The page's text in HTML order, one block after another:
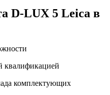
D-LUX 5 Leica в
квалификацией
комплектующих